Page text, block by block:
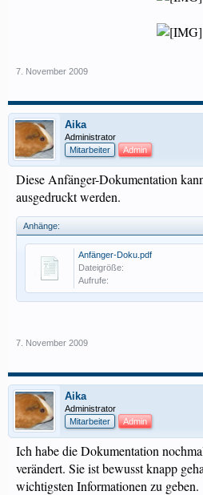
7. November 2009
Aika
Administrator
Mitarbeiter
Admin
Diese Anfänger-Dokumentation
ausgedruckt werden.
Anhänge:
Anfänger-Doku.pdf
Dateigröße:
Aufrufe:
7. November 2009
Aika
Administrator
Mitarbeiter
Admin
Ich habe die Dokumentation
verändert. Sie ist bewusst knapp
wichtigsten Informationen zu geben.